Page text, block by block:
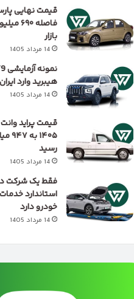
قیمت نهایی
فاصله
بازار
14 مرداد 1405
هیبرید وارد
14 مرداد 1405
رسید
14 مرداد 1405
فقط یک شرکت
استاندارد
خودرو دارد
14 مرداد 1405